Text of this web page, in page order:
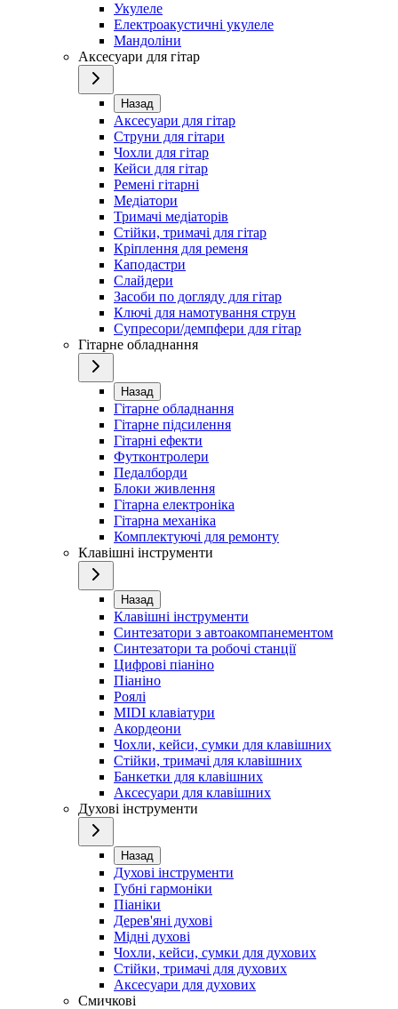
Укулеле
Електроакустичні укулеле
Мандоліни
Аксесуари для гітар
Назад
Аксесуари для гітар
Струни для гітари
Чохли для гітар
Кейси для гітар
Ремені гітарні
Медіатори
Тримачі медіаторів
Стійки, тримачі для гітар
Кріплення для ременя
Каподастри
Слайдери
Засоби по догляду для гітар
Ключі для намотування струн
Супресори/демпфери для гітар
Гітарне обладнання
Назад
Гітарне обладнання
Гітарне підсилення
Гітарні ефекти
Футконтролери
Педалборди
Блоки живлення
Гітарна електроніка
Гітарна механіка
Комплектуючі для ремонту
Клавішні інструменти
Назад
Клавішні інструменти
Синтезатори з автоакомпанементом
Синтезатори та робочі станції
Цифрові піаніно
Піаніно
Роялі
MIDI клавіатури
Акордеони
Чохли, кейси, сумки для клавішних
Стійки, тримачі для клавішних
Банкетки для клавішних
Аксесуари для клавішних
Духові інструменти
Назад
Духові інструменти
Губні гармоніки
Піаніки
Дерев'яні духові
Мідні духові
Чохли, кейси, сумки для духових
Стійки, тримачі для духових
Аксесуари для духових
Смичкові